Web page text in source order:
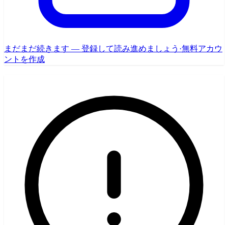
まだまだ続きます — 登録して読み進めましょう ·無料アカウ
ントを作成